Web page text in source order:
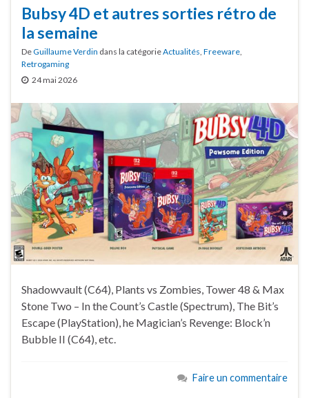
Bubsy 4D et autres sorties rétro de
la semaine
DeGuillaume Verdin dans la catégorieActualités, Freeware,
Retrogaming
24 mai 2026
Shadowvault (C64), Plants vs Zombies, Tower 48 & Max
Stone Two – In the Count’s Castle (Spectrum), The Bit’s
Escape (PlayStation), he Magician’s Revenge: Block’n
Bubble II (C64), etc.
Faire un commentaire